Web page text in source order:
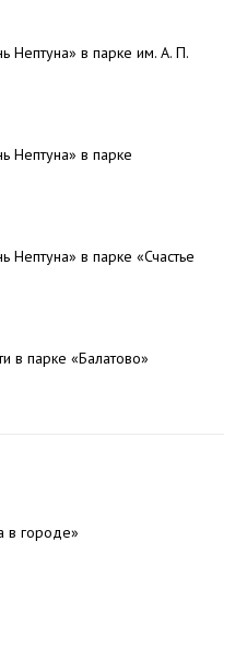
Нептуна» в парке им. А. П.
Нептуна» в парке
в парке «Счастье
в парке «Балатово»
в городе»